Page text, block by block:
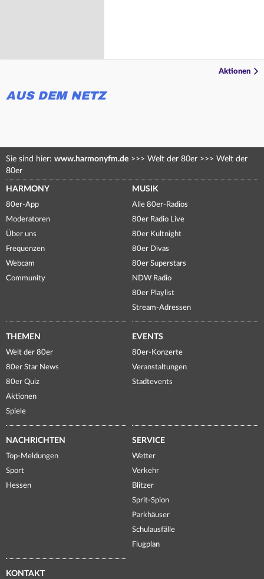
Aktionen
AUS DEM NETZ
Sie sind hier: www.harmonyfm.de >>> Welt der 80er >>> Welt der
80er
HARMONY
80er-App
Moderatoren
Über uns
Frequenzen
Webcam
Community
MUSIK
Alle 80er-Radios
80er Radio Live
80er Kultnight
80er Divas
80er Superstars
NDW Radio
80er Playlist
Stream-Adressen
THEMEN
Welt der 80er
80er Star News
80er Quiz
Aktionen
Spiele
EVENTS
80er-Konzerte
Veranstaltungen
Stadtevents
NACHRICHTEN
Top-Meldungen
Sport
Hessen
SERVICE
Wetter
Verkehr
Blitzer
Sprit-Spion
Parkhäuser
Schulausfälle
Flugplan
KONTAKT